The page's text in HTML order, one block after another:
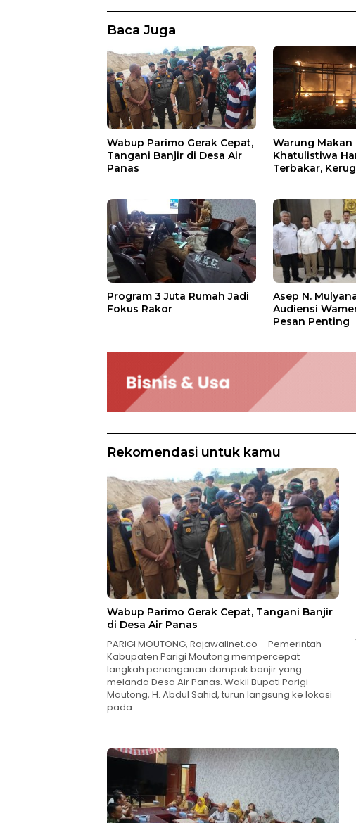
Baca Juga
Wabup Parimo Gerak Cepat,
Tangani Banjir di Desa Air
Panas
Warung Makan
Khatulistiwa
Terbakar,
Program 3 Juta Rumah Jadi
Fokus Rakor
Asep N.
Audiensi
Pesan Penting
Rekomendasi untuk kamu
Wabup Parimo Gerak Cepat, Tangani Banjir
di Desa Air Panas
PARIGI MOUTONG, Rajawalinet.co – Pemerintah
Kabupaten Parigi Moutong mempercepat
langkah penanganan dampak banjir yang
melanda Desa Air Panas. Wakil Bupati Parigi
Moutong, H. Abdul Sahid, turun langsung ke lokasi
pada…